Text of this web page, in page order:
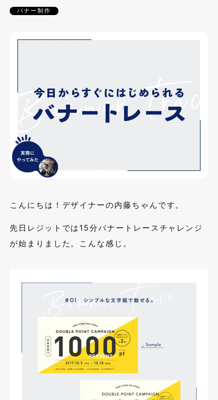
バナー制作
こんにちは！デザイナーの内藤ちゃんです。
先日レジットでは15分バナートレースチャレンジ
が始まりました。こんな感じ。